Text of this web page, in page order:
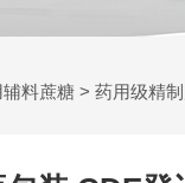
料蔗糖 > 药用级精